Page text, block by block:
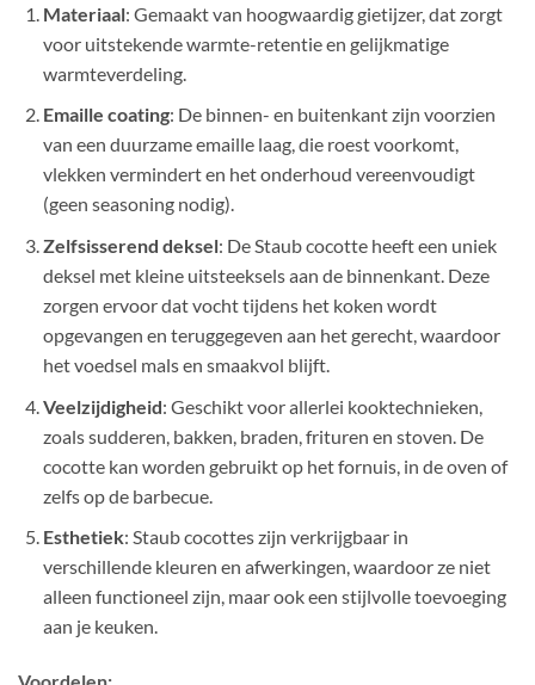
Materiaal: Gemaakt van hoogwaardig gietijzer, dat zorgt
voor uitstekende warmte-retentie en gelijkmatige
warmteverdeling.
Emaille coating: De binnen- en buitenkant zijn voorzien
van een duurzame emaille laag, die roest voorkomt,
vlekken vermindert en het onderhoud vereenvoudigt
(geen seasoning nodig).
Zelfsisserend deksel: De Staub cocotte heeft een uniek
deksel met kleine uitsteeksels aan de binnenkant. Deze
zorgen ervoor dat vocht tijdens het koken wordt
opgevangen en teruggegeven aan het gerecht, waardoor
het voedsel mals en smaakvol blijft.
Veelzijdigheid: Geschikt voor allerlei kooktechnieken,
zoals sudderen, bakken, braden, frituren en stoven. De
cocotte kan worden gebruikt op het fornuis, in de oven of
zelfs op de barbecue.
Esthetiek: Staub cocottes zijn verkrijgbaar in
verschillende kleuren en afwerkingen, waardoor ze niet
alleen functioneel zijn, maar ook een stijlvolle toevoeging
aan je keuken.